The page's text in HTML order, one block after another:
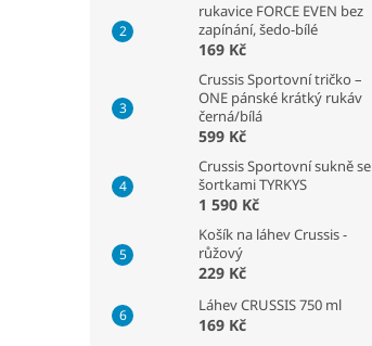
rukavice FORCE EVEN bez
zapínání, šedo-bílé
169 Kč
Crussis Sportovní tričko –
ONE pánské krátký rukáv
černá/bílá
599 Kč
Crussis Sportovní sukně se
šortkami TYRKYS
1 590 Kč
Košík na láhev Crussis -
růžový
229 Kč
Láhev CRUSSIS 750 ml
169 Kč